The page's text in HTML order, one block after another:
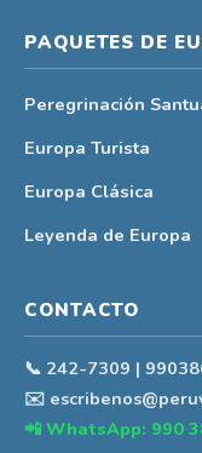
PAQUETES DE
Peregrinación
Europa Turista
Europa Clásica
Leyenda de Europa
CONTACTO
📞 242-7309 |
✉️
📲 WhatsApp: 990